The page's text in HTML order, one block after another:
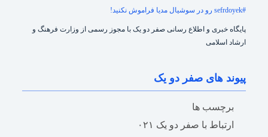
#sefrdoyek رو در سوشیال مدیا فراموش نکنید!
پایگاه خبری و اطلاع رسانی صفر دو یک با مجوز رسمی از وزارت فرهنگ و
ارشاد اسلامی
پیوند های صفر دو یک
برچسب ها
ارتباط با صفر دو یک ۰۲۱